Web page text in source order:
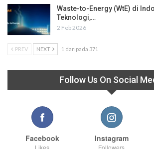
Waste-to-Energy (WtE) di
Teknologi,…
2 Feb 2026
PREV NEXT 1 daripada 371
Follow Us On Social
Facebook Instagram